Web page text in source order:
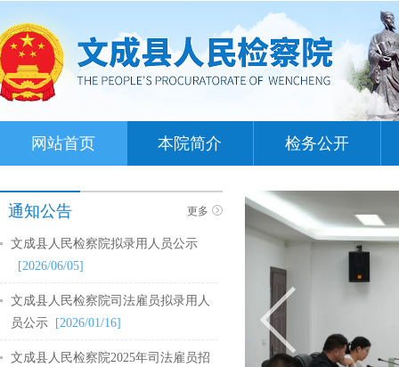
网站首页 本院简介 检务公开
通知公告 更多
文成县人民检察院拟录用人员公示
[2026/06/05]
文成县人民检察院司法雇员拟录用人
员公示
[2026/01/16]
文成县人民检察院2025年司法雇员招